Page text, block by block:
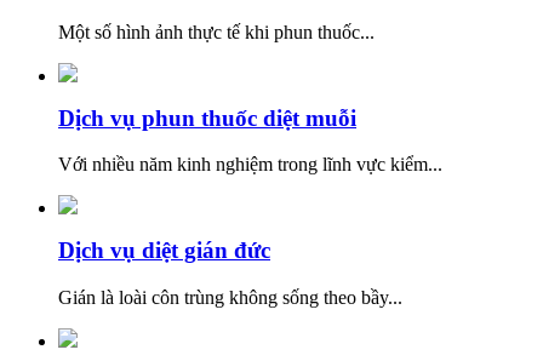
Một số hình ảnh thực tế khi phun thuốc...
Dịch vụ phun thuốc diệt muỗi
Với nhiều năm kinh nghiệm trong lĩnh vực kiểm...
Dịch vụ diệt gián đức
Gián là loài côn trùng không sống theo bầy...